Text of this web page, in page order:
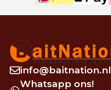
info@baitnation.nl
Whatsapp ons!